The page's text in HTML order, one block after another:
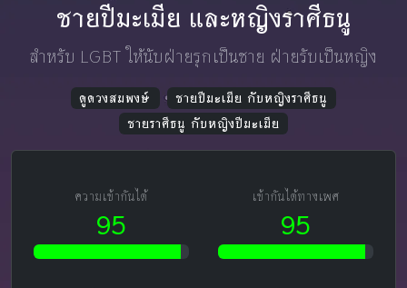
ชายปีมะเมีย และหญิงราศีธนู
สำหรับ LGBT ให้นับฝ่ายรุกเป็นชาย ฝ่ายรับเป็นหญิง
ดูดวงสมพงษ์
ชายปีมะเมีย กับหญิงราศีธนู
ชายราศีธนู กับหญิงปีมะเมีย
ความเข้ากันได้
95
เข้ากันได้ทางเพศ
95